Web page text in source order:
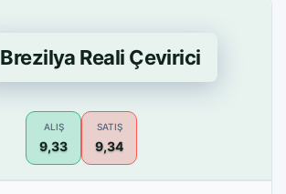
Brezilya Reali Çevirici
ALIŞ
9,33
SATIŞ
9,34